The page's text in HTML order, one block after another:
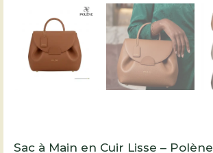
Sac à Main en Cuir Lisse – Polène